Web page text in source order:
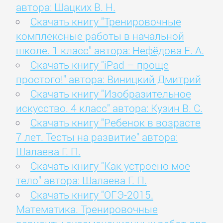
автора: Шацких В. Н.
Скачать книгу "Тренировочные
комплексные работы в начальной
школе. 1 класс" автора: Нефёдова Е. А.
Скачать книгу "iPad – проще
простого!" автора: Виницкий Дмитрий
Скачать книгу "Изобразительное
искусство. 4 класс" автора: Кузин В. С.
Скачать книгу "Ребенок в возрасте
7 лет. Тесты на развитие" автора:
Шалаева Г. П.
Скачать книгу "Как устроено мое
тело" автора: Шалаева Г. П.
Скачать книгу "ОГЭ-2015.
Математика. Тренировочные